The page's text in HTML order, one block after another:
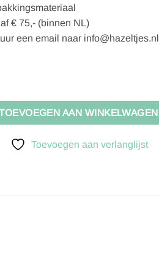
€ 75,- (binnen NL)
een email naar info@hazeltjes.nl
BOTTLE GREEN aantal
AAN WINKELWAGEN
Toevoegen aan verlanglijst